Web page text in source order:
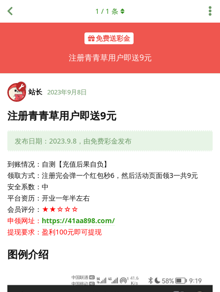
免费送彩金
注册青青草用户即送9元
1 / 1 条
站长 2023年9月8日
注册青青草用户即送9元
发布日期：2023.9.8，由免费彩金发布
到账情况：自测【充值后果自负】
领取方式：注册完会弹一个红包秒6，然后活动页面领3一共9元
安全系数：中
平台资历：开业一年半左右
会员评分： ★★☆☆☆
申领网址： https://41aa898.com/
提现要求：盈利100元即可提现
图例介绍